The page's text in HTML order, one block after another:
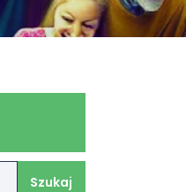
Szukaj